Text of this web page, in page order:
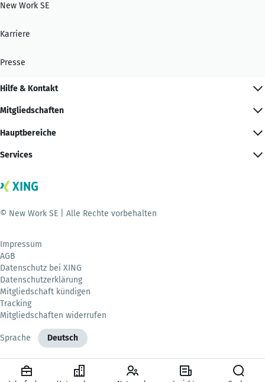
New Work SE
Karriere
Presse
Hilfe & Kontakt
Mitgliedschaften
Hauptbereiche
Services
© New Work SE | Alle Rechte vorbehalten
Impressum
AGB
Datenschutz bei XING
Datenschutzerklärung
Mitgliedschaft kündigen
Tracking
Mitgliedschaften widerrufen
Sprache Deutsch